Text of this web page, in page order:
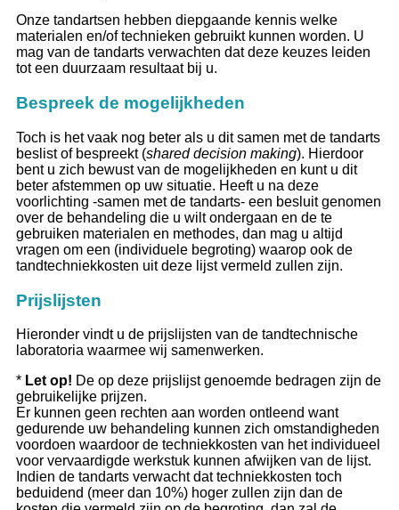
Onze tandartsen hebben diepgaande kennis welke
materialen en/of technieken gebruikt kunnen worden. U
mag van de tandarts verwachten dat deze keuzes leiden
tot een duurzaam resultaat bij u.
Bespreek de mogelijkheden
Toch is het vaak nog beter als u dit samen met de tandarts
beslist of bespreekt (shared decision making). Hierdoor
bent u zich bewust van de mogelijkheden en kunt u dit
beter afstemmen op uw situatie. Heeft u na deze
voorlichting -samen met de tandarts- een besluit genomen
over de behandeling die u wilt ondergaan en de te
gebruiken materialen en methodes, dan mag u altijd
vragen om een (individuele begroting) waarop ook de
tandtechniekkosten uit deze lijst vermeld zullen zijn.
Prijslijsten
Hieronder vindt u de prijslijsten van de tandtechnische
laboratoria waarmee wij samenwerken.
* Let op! De op deze prijslijst genoemde bedragen zijn de
gebruikelijke prijzen.
Er kunnen geen rechten aan worden ontleend want
gedurende uw behandeling kunnen zich omstandigheden
voordoen waardoor de techniekkosten van het individueel
voor vervaardigde werkstuk kunnen afwijken van de lijst.
Indien de tandarts verwacht dat techniekkosten toch
beduidend (meer dan 10%) hoger zullen zijn dan de